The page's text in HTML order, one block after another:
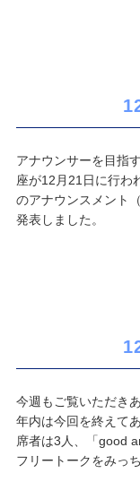
アナウンサーを目指
座が12月21日に行わ
のアナウンスメント
発表しました。
今週もご覧いただき
年内は今回を終えて
席者は3人、「good
フリートークをみっ